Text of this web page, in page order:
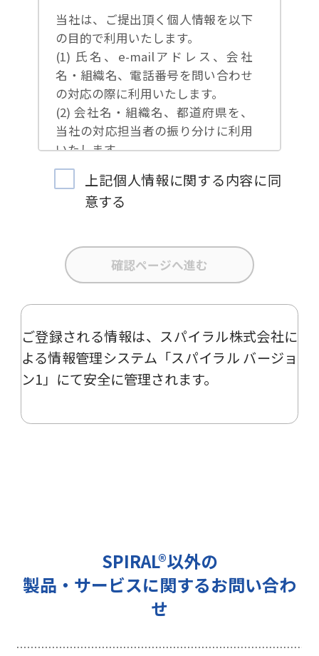
当社は、ご提出頂く個人情報を以下
の目的で利用いたします。
(1) 氏名、e-mailアドレス、会社
名・組織名、電話番号を問い合わせ
の対応の際に利用いたします。
(2) 会社名・組織名、都道府県を、
当社の対応担当者の振り分けに利用
いたします。
(3) お問合せ内容について集計分析
を行い、当社製品・サービスの企画
開発や、販促営業活動の参考にいた
(4) 氏名、e-mailアドレス、会社
名・組織名、電話番号を、当社の製
品・サービスのご案内や当社が独自
ー、イベント、展示会の開催や出展
情報の提供の際に利用いたします。
その他の目的では使用致しません。
2 個人情報の管理について
という）に準拠した適切な保護措置
を講じます。
3 個人情報の第三者提供について
き、ご提出いただく個人情報を、貴
上記個人情報に関する内容に同
意する
ご登録される情報は、 スパイラル株式会社に
よる情報管理システム「スパイラル バージョ
ン1」 にて安全に管理されます。
SPIRAL®以外の
製品・サービスに関するお問い合わ
せ